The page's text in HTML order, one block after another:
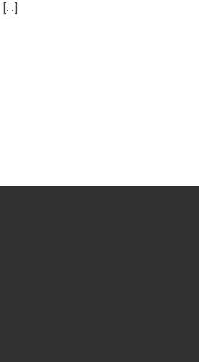
[...]